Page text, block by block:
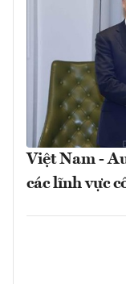
Việt Nam -
các lĩnh vực